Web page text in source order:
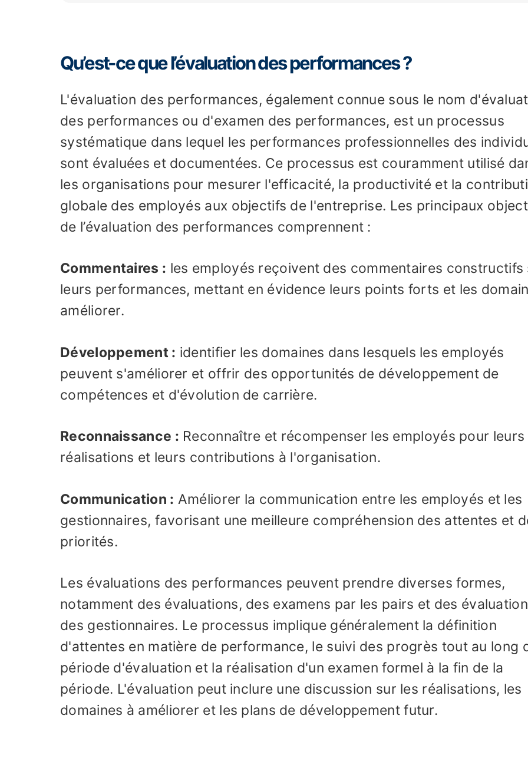
Qu’est-ce que l’évaluation des performances ?
L'évaluation des performances, également connue sous le nom
des performances ou d'examen des performances, est un processus
systématique dans lequel les performances professionnelles des
sont évaluées et documentées. Ce processus est couramment utilisé
les organisations pour mesurer l'efficacité, la productivité et la
globale des employés aux objectifs de l'entreprise. Les principaux
de l’évaluation des performances comprennent :
Commentaires : les employés reçoivent des commentaires constructifs
leurs performances, mettant en évidence leurs points forts et les
améliorer.
Développement : identifier les domaines dans lesquels les employés
peuvent s'améliorer et offrir des opportunités de développement de
compétences et d'évolution de carrière.
Reconnaissance : Reconnaître et récompenser les employés pour leurs
réalisations et leurs contributions à l'organisation.
Communication : Améliorer la communication entre les employés et les
gestionnaires, favorisant une meilleure compréhension des attentes et
priorités.
Les évaluations des performances peuvent prendre diverses formes,
notamment des évaluations, des examens par les pairs et des
des gestionnaires. Le processus implique généralement la définition
d'attentes en matière de performance, le suivi des progrès tout au long
période d'évaluation et la réalisation d'un examen formel à la fin de la
période. L'évaluation peut inclure une discussion sur les réalisations, les
domaines à améliorer et les plans de développement futur.